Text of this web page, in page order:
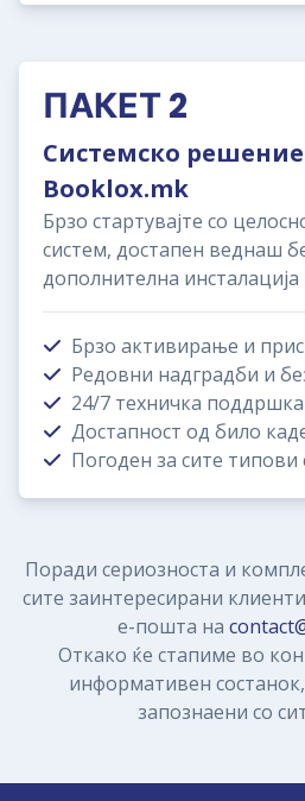
ПАКЕТ 2
Системско
Booklox.mk
Брзо стартувајте со
систем, достапен веднаш
дополнителна инсталација
Брзо активирање и
Редовни надградби и
24/7 техничка поддршка
Достапност од било
Погоден за сите типови
Поради сериозноста и
сите заинтересирани
е-пошта на
Откако ќе стапиме во
информативен
запознаени со